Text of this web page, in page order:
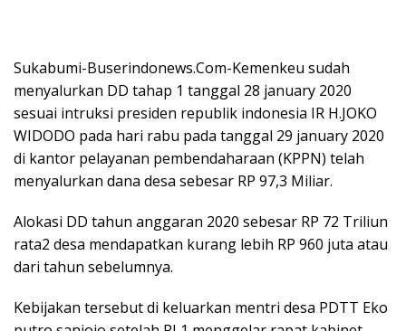
Sukabumi-Buserindonews.Com-Kemenkeu sudah
menyalurkan DD tahap 1 tanggal 28 january 2020
sesuai intruksi presiden republik indonesia IR H.JOKO
WIDODO pada hari rabu pada tanggal 29 january 2020
di kantor pelayanan pembendaharaan (KPPN) telah
menyalurkan dana desa sebesar RP 97,3 Miliar.
Alokasi DD tahun anggaran 2020 sebesar RP 72 Triliun
rata2 desa mendapatkan kurang lebih RP 960 juta atau
dari tahun sebelumnya.
Kebijakan tersebut di keluarkan mentri desa PDTT Eko